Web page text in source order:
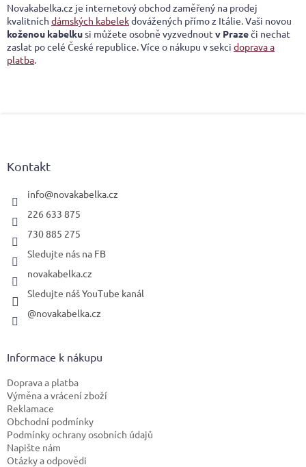
Novakabelka.cz je internetový obchod zaměřený na prodej
kvalitních dámských kabelekdovážených přímo z Itálie. Vaši novou
koženou kabelkusi můžete osobně vyzvednout v Prazeči nechat
zaslat po celé České republice. Více o nákupu v sekci doprava a
platba.
Kontakt
info@novakabelka.cz
226 633 875
730 885 275
Sledujte nás na FB
novakabelka.cz
Sledujte náš YouTube kanál
@novakabelka.cz
Informace k nákupu
Doprava a platba
Výměna a vrácení zboží
Reklamace
Obchodní podmínky
Podmínky ochrany osobních údajů
Napište nám
Otázky a odpovědi